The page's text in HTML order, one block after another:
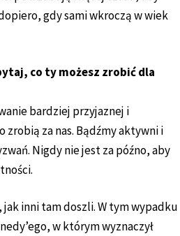
gdy sami wkroczą w wiek
co ty możesz zrobić dla
bardziej przyjaznej i
za nas. Bądźmy aktywni i
Nigdy nie jest za późno, aby
inni tam doszli. W tym wypadku
w którym wyznaczył